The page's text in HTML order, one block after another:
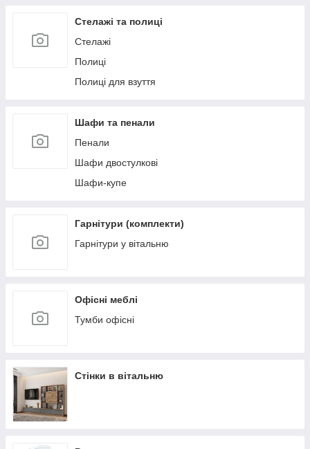
Стелажі та полиці
Стелажі
Полиці
Полиці для взуття
Шафи та пенали
Пенали
Шафи двостулкові
Шафи-купе
Гарнітури (комплекти)
Гарнітури у вітальню
Офісні меблі
Тумби офісні
Стінки в вітальню